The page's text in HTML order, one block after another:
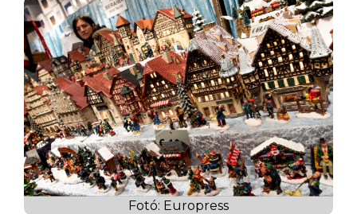
Fotó: Europress